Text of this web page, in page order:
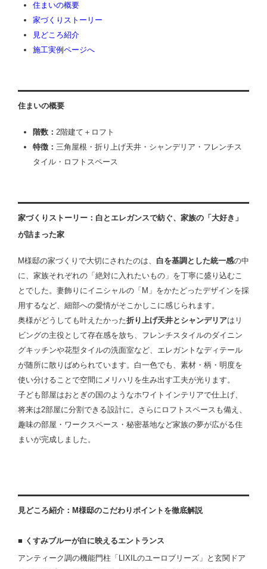
住まいの概要
家づくりストーリー
見どころ紹介
施工実例ページへ
住まいの概要
階数： 2階建て＋ロフト
特徴： 三角屋根・折り上げ天井・シャンデリア・フレンチス
タイル・ロフトスペース
家づくりストーリー：白とエレガンスで紡ぐ、家族の「大好き」
が詰まった家
M様邸の家づくりで大切にされたのは、 白を基調とした統一感の中
に、家族それぞれの「絶対に入れたいもの」を丁寧に盛り込むこ
とでした。妻飾りにイニシャルの「M」をかたどったデザインを採
用するなど、細部への愛情がそこかしこに感じられます。
奥様がどうしても叶えたかった折り上げ天井とシャンデリアはリ
ビングの主役として存在感を放ち、フレンチスタイルのダイニン
グキッチンや花型タイルの洗面室など、エレガントなディテール
が随所に散りばめられています。白一色でも、素材・柄・明度を
使い分けることで空間にメリハリを生み出す工夫が光ります。
子ども部屋はおとぎの国のようなホワイトインテリアで仕上げ、
将来は2部屋に分割できる設計に。さらにロフトスペースも備え、
趣味の部屋・ワークスペース・秘密基地など家族の夢が広がる住
まいが完成しました。
見どころ紹介：M様邸のこだわりポイントを徹底解説
■ くすみブルーが白に映えるエントランス
アンティーク調の機能門柱「LIXILのユーロブリーズ」と玄関ドア